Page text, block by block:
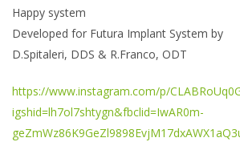
Happy system
Developed for Futura Implant System by
D.Spitaleri, DDS & R.Franco, ODT
https://www.instagram.com/p/
igshid=lh7ol7shtygn&fbclid=IwAR0m-